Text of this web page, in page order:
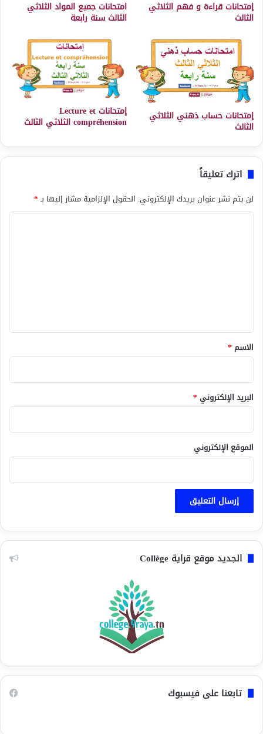
إمتحانات قراءة و فهم الثلاثي
الثالث
امتحانات جميع المواد الثلاثي
الثالث سنة رابعة
إمتحانات حساب ذهني الثلاثي
الثالث
إمتحانات Lecture et
compréhension الثلاثي الثالث
اترك تعليقاً
لن يتم نشر عنوان بريدك الإلكتروني. الحقول الإلزامية مشار إليها بـ*
*
الاسم *
البريد الإلكتروني *
الموقع الإلكتروني
الجديد موقع قراية Collège
تابعنا على فيسبوك